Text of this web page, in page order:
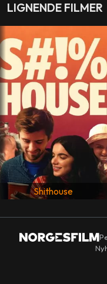
USA
SPRÅK
Engelsk
LIGNENDE FILMER
Shithouse